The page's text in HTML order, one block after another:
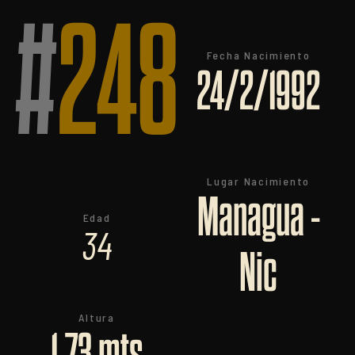
#248 Fecha Nacimiento
24/2/1992
Edad
34
Lugar Nacimiento
Managua -
Nic
Altura